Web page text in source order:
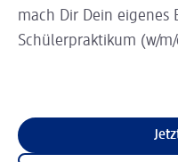
mach Dir Dein eigenes
Schülerpraktikum (w/